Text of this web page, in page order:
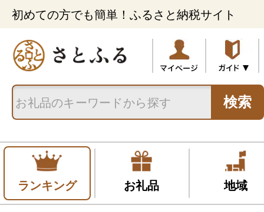
初めての方でも簡単！ふるさと納税サイト
検索
ランキング お礼品 地域